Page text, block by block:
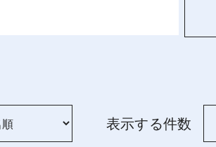
表示する件数